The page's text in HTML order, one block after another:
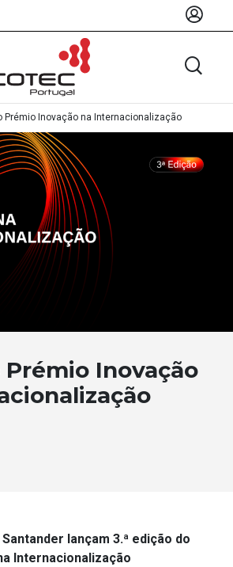
Prémio Inovação na Internacionalização
Prémio Inovação
lançam 3.ª edição do
Internacionalização